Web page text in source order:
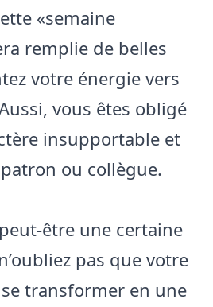
«semaine
remplie de belles
votre énergie vers
vous êtes obligé
insupportable et
ou collègue.
être une certaine
pas que votre
transformer en une